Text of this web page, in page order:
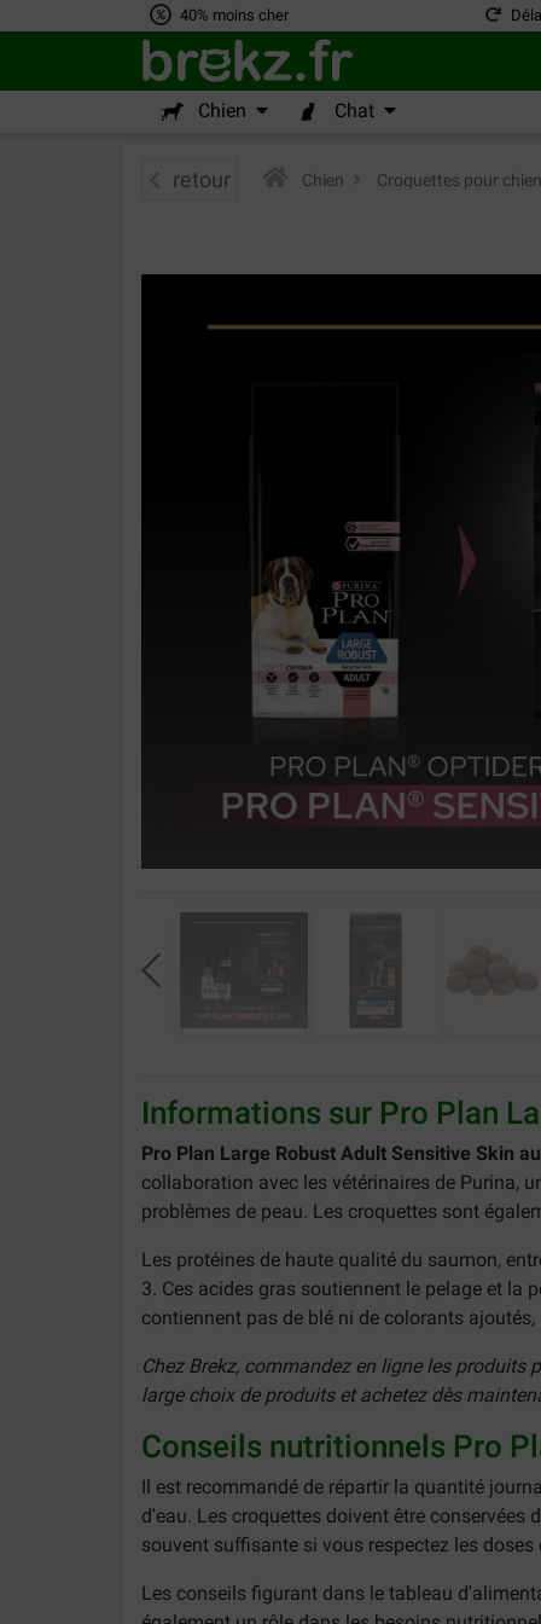
40% moins cher
Chien Chat
retour Chien Croquettes pour chien
Informations sur Pro Plan
Pro Plan Large Robust Adult Sensitive Skin
collaboration avec les vétérinaires de Purina,
problèmes de peau. Les croquettes sont
Les protéines de haute qualité du saumon,
3. Ces acides gras soutiennent le pelage et la
contiennent pas de blé ni de colorants
Chez Brekz, commandez en ligne les produits
large choix de produits et achetez dès
Conseils nutritionnels Pro
Il est recommandé de répartir la quantité
d'eau. Les croquettes doivent être conservées
souvent suffisante si vous respectez les
Les conseils figurant dans le tableau